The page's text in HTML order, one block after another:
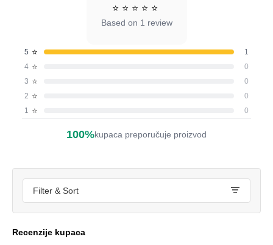
⭐ ⭐ ⭐ ⭐ ⭐
Based on 1 review
5 ⭐
1
4 ⭐
0
3 ⭐
0
2 ⭐
0
1 ⭐ 0
100%kupaca preporučuje proizvod
Filter & Sort
Recenzije kupaca